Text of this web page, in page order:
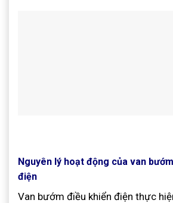
Nguyên lý hoạt động của van
điện
Van bướm điều khiển điện thực